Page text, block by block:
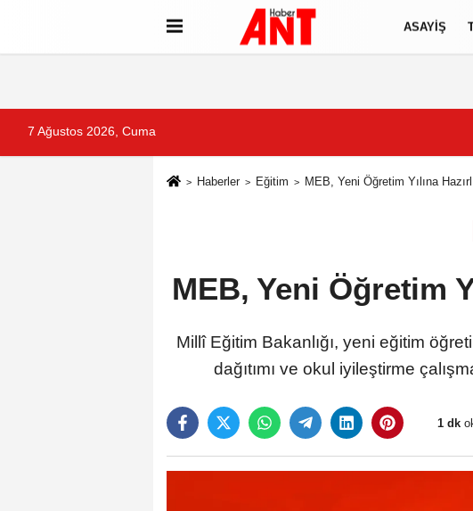
ASAYIŞ
7 Ağustos 2026, Cuma
Haberler Eğitim MEB, Yeni Öğretim Yılına
MEB, Yeni Öğretim
Millî Eğitim Bakanlığı, yeni eğitim
dağıtımı ve okul iyileştirme
1 dk